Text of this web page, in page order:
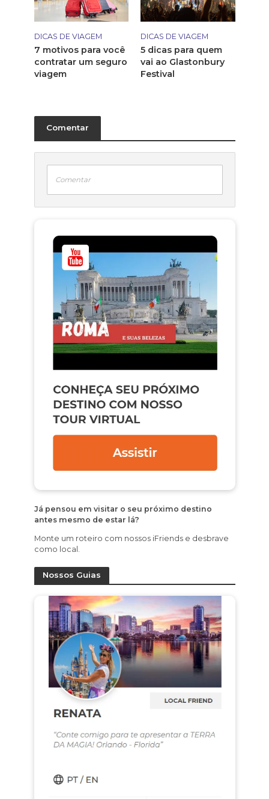
DICAS DE VIAGEM
7 motivos para você
contratar um seguro
viagem
DICAS DE VIAGEM
5 dicas para quem
vai ao Glastonbury
Festival
Comentar
Comentar
Já pensou em visitar o seu próximo destino
antes mesmo de estar lá?
Monte um roteiro com nossos iFriends e desbrave
como local.
Nossos Guias